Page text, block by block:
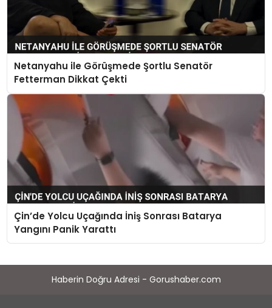
Netanyahu ile Görüşmede Şortlu Senatör
Fetterman Dikkat Çekti
Çin’de Yolcu Uçağında İniş Sonrası Batarya
Yangını Panik Yarattı
Haberin Doğru Adresi - Gorushaber.com